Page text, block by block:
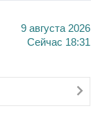
9 августа 2026
Сейчас 18:31